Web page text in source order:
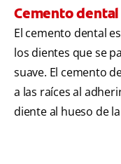
Cemento dental
El cemento dental
los dientes que se
suave. El cemento
a las raíces al
diente al hueso de